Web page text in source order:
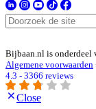
Bijbaan.nl is onderdeel
Algemene voorwaarden
4.3 - 3366 reviews
Close